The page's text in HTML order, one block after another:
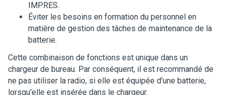
IMPRES.
Éviter les besoins en formation du personnel en
matière de gestion des tâches de maintenance de la
batterie.
Cette combinaison de fonctions est unique dans un
chargeur de bureau. Par conséquent, il est recommandé de
ne pas utiliser la radio, si elle est équipée d'une batterie,
lorsqu'elle est insérée dans le chargeur.